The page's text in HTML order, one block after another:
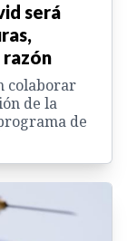
será
colaborar
de la
de